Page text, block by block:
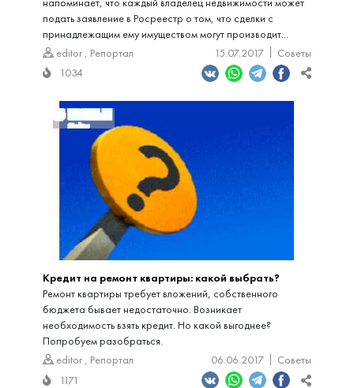
напоминает, что каждый владелец недвижимости может
подать заявление в Росреестр о том, что сделки с
принадлежащим ему имуществом могут производит...
editor , Репортал 15.07.2017
Советы
1034
Кредит на ремонт квартиры: какой выбрать?
Ремонт квартиры требует вложений, собственного
бюджета бывает недостаточно. Возникает
необходимость взять кредит. Но какой выгоднее?
Попробуем разобраться.
editor , Репортал 06.06.2017
Советы
1171